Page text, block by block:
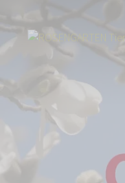
Aktuelles